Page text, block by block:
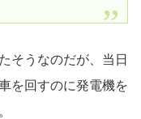
そうなのだが、当日
を回すのに発電機を